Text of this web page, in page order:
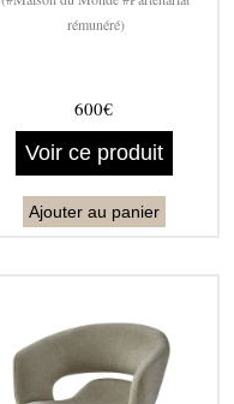
rémunéré)
600€
Voir ce produit
Ajouter au panier